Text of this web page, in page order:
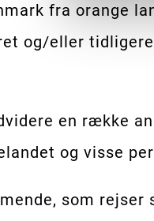
fra orange
og/eller
en række
og visse
som